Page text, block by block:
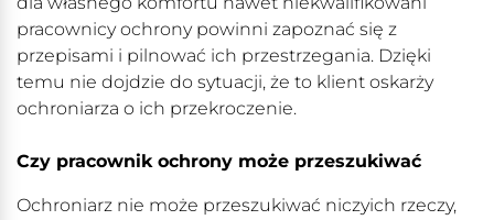
pracownicy ochrony powinni zapoznać się z
przepisami i pilnować ich przestrzegania. Dzięki
temu nie dojdzie do sytuacji, że to klient oskarży
ochroniarza o ich przekroczenie.
Czy pracownik ochrony może przeszukiwać
Ochroniarz nie może przeszukiwać niczyich rzeczy,